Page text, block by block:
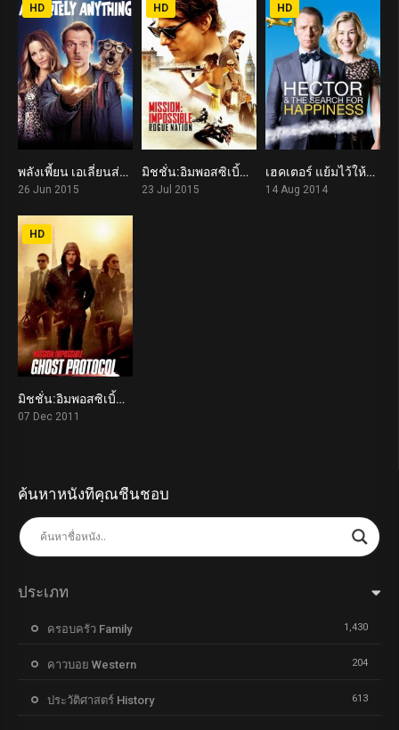
6.0
HD
พลังเพี้ยน เอเลี่ยนส่งข้ามโลก Absolutely Anything (2015)
26 Jun 2015
7.4
HD
มิชชั่น:อิมพอสซิเบิ้ล 5 Mission: Impossible – Rogue Nation (2015)
23 Jul 2015
7.0
HD
เฮคเตอร์ แย้มไว้ให้โลกยิ้ม Hector and the Search for Happiness (2014)
14 Aug 2014
7.4
HD
มิชชั่น:อิมพอสซิเบิ้ล ปฏิบัติการไร้เงา Mission: Impossible – Ghost Protocol (2011)
07 Dec 2011
ค้นหาหนังที่คุณชื่นชอบ
ประเภท
ครอบครัว Family 1,430
คาวบอย Western 204
ประวัติศาสตร์ History 613